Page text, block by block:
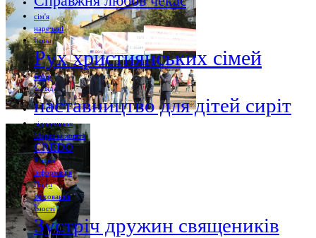
сім'я
наречені
Ікона
Рух християнських сімей
табір
Коляда
наставництво для дітей сиріт
відпочинок
Марш за життя
CREDO
Різдво
інформація
Події
Виховання
Їмості
Зустріч дружин священиків